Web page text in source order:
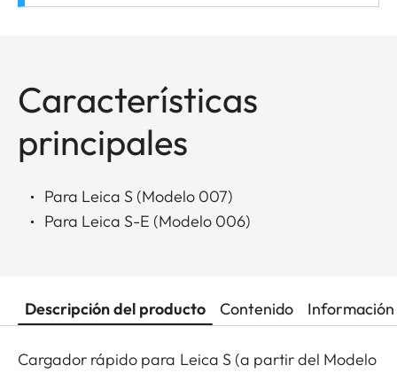
Características
principales
Para Leica S (Modelo 007)
Para Leica S-E (Modelo 006)
Descripción del producto Contenido
Cargador rápido para Leica S (a partir del Modelo